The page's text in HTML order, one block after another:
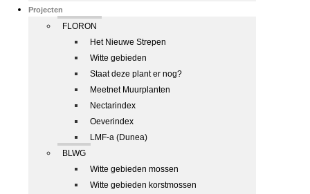
Projecten
FLORON
Het Nieuwe Strepen
Witte gebieden
Staat deze plant er nog?
Meetnet Muurplanten
Nectarindex
Oeverindex
LMF-a (Dunea)
BLWG
Witte gebieden mossen
Witte gebieden korstmossen